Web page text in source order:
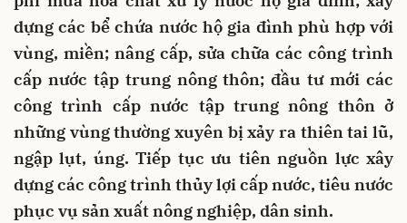
dựng các bể chứa nước hộ gia đình phù hợp với
vùng, miền; nâng cấp, sửa chữa các công trình
cấp nước tập trung nông thôn; đầu tư mới các
công trình cấp nước tập trung nông thôn ở
những vùng thường xuyên bị xảy ra thiên tai lũ,
ngập lụt, úng. Tiếp tục ưu tiên nguồn lực xây
dựng các công trình thủy lợi cấp nước, tiêu nước
phục vụ sản xuất nông nghiệp, dân sinh.